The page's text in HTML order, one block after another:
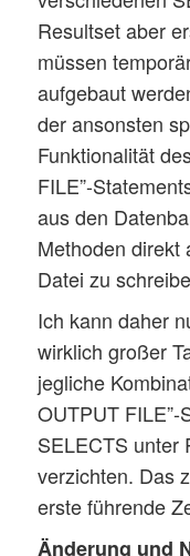
Resultset aber
müssen
aufgebaut
der ansonsten
Funktionalität
FILE”-
aus den
Methoden direkt
Datei zu
Ich kann daher
wirklich großer
jegliche
OUTPUT
SELECTS unter
verzichten. Das
erste führende
Änderung und